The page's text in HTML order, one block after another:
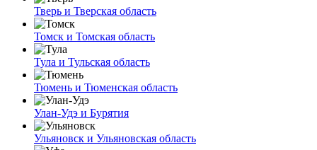
Тверь и Тверская область
Томск и Томская область
Тула и Тульская область
Тюмень и Тюменская область
Улан-Удэ и Бурятия
Ульяновск и Ульяновская область